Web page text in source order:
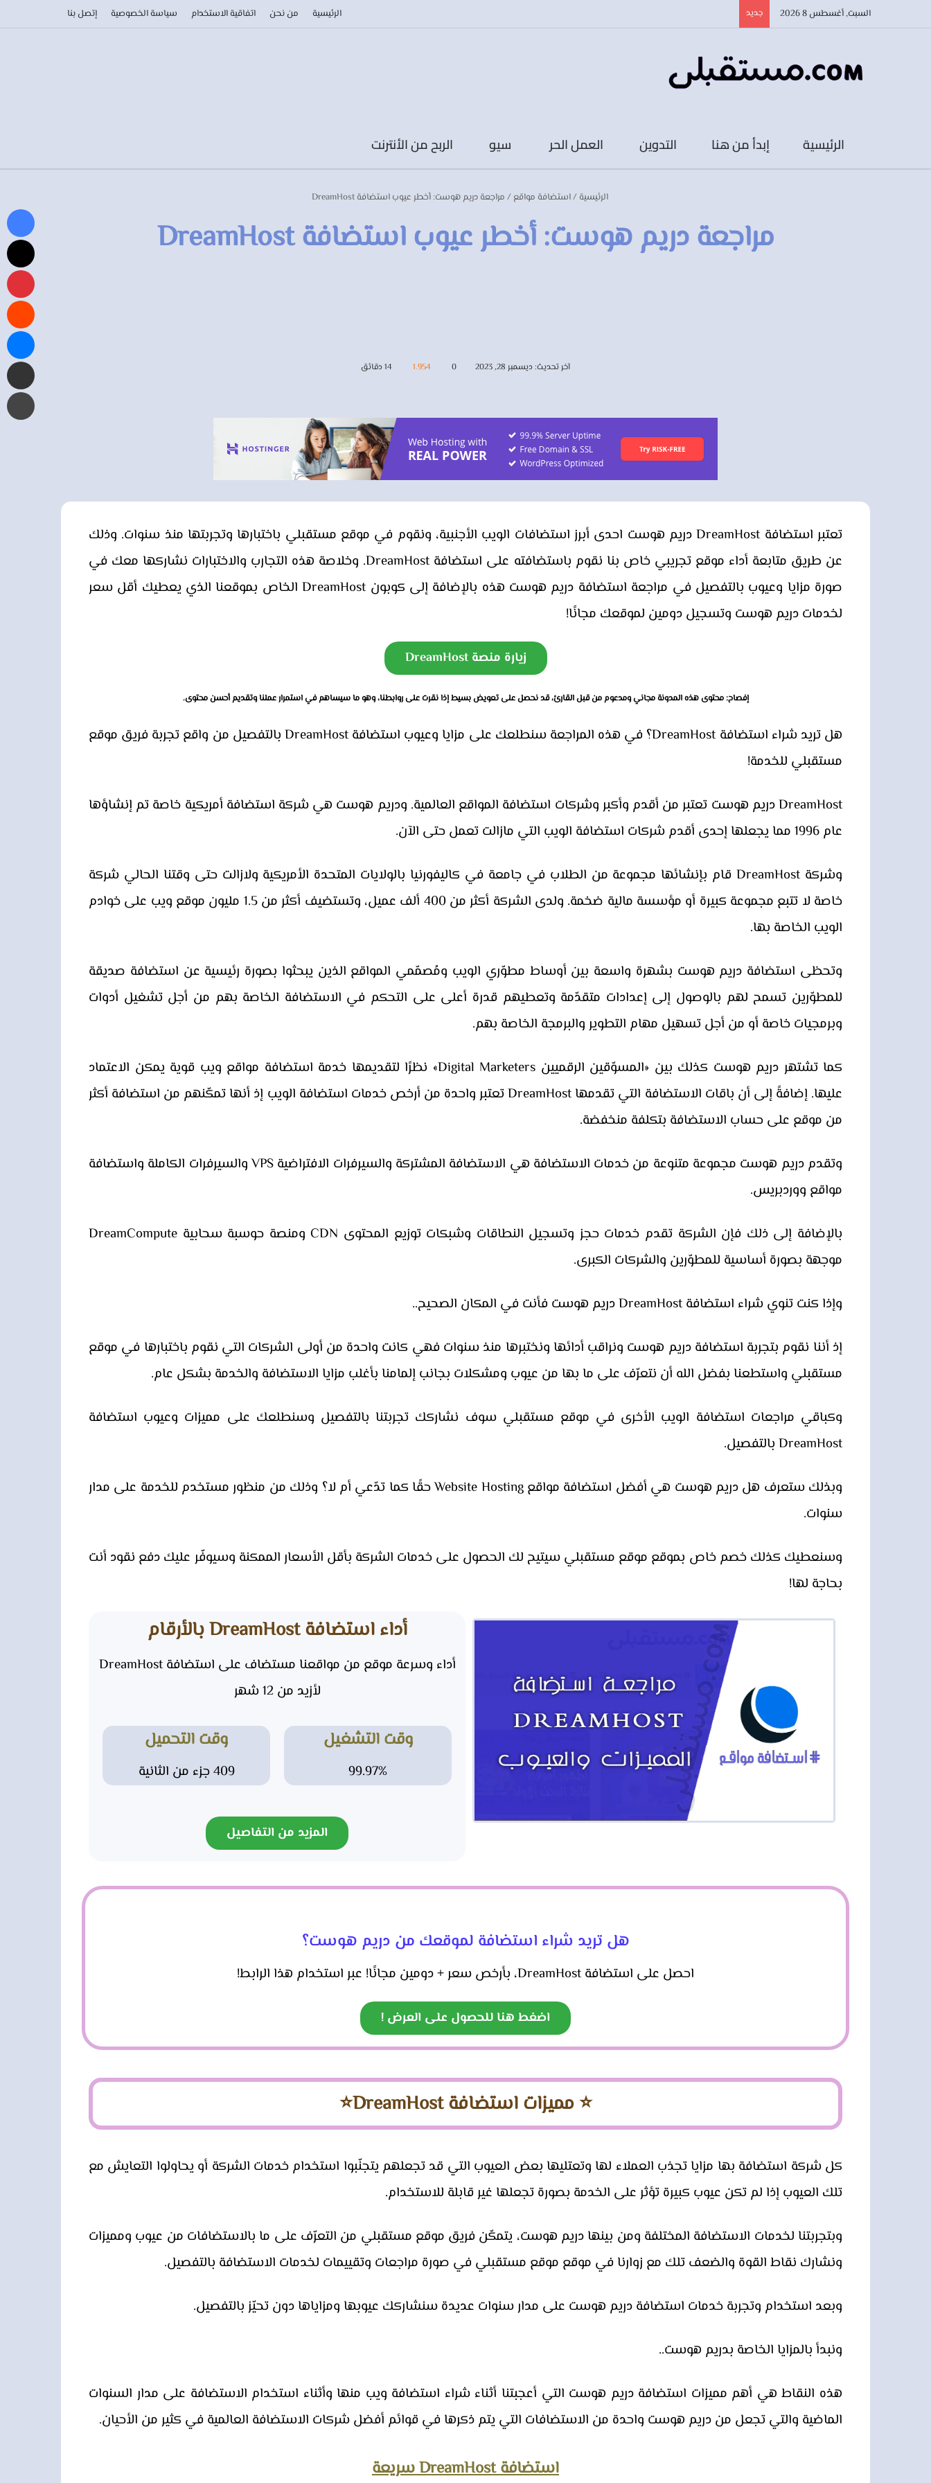
السبت, أغسطس 8 2026 جديد الرئيسية من نحن اتفاقية الاستخدام سياسة الخصوصية إتصل بنا
الرئيسية إبدأ من هنا التدوين العمل الحر سيو الربح من الأنترنت
الرئيسية /استضافة مواقع / مراجعة دريم هوست: أخطر عيوب استضافة DreamHost
مراجعة دريم هوست: أخطر عيوب استضافة DreamHost
آخر تحديث: ديسمبر 28, 2023 0 1٬954
تعتبر استضافة DreamHost دريم هوست احدى أبرز استضافات الويب الأجنبية، ونقوم في موقع مستقبلي باختبارها وتجربتها منذ سنوات. وذلك
عن طريق متابعة أداء موقع تجريبي خاص بنا نقوم باستضافته على استضافة DreamHost. وخلاصة هذه التجارب والاختبارات نشاركها معك في
صورة مزايا وعيوب بالتفصيل في مراجعة استضافة دريم هوست هذه بالإضافة إلى كوبون DreamHost الخاص بموقعنا الذي يعطيك أقل سعر
لخدمات دريم هوست وتسجيل دومين لموقعك مجانًا!
زيارة منصة DreamHost
إفصاح: محتوى هذه المدونة مجاني ومدعوم من قبل القارئ، قد نحصل على تعويض بسيط إذا نقرت على روابطنا، وهو ما سيساهم في استمرار عملنا وتقديم أحسن محتوى.
هل تريد شراء استضافة DreamHost؟ في هذه المراجعة سنطلعك على مزايا وعيوب استضافة DreamHost بالتفصيل من واقع تجربة فريق موقع
مستقبلي للخدمة!
DreamHost دريم هوست تعتبر من أقدم وأكبر وشركات استضافة المواقع العالمية. ودريم هوست هي شركة استضافة أمريكية خاصة تم إنشاؤها
عام 1996 مما يجعلها إحدى أقدم شركات استضافة الويب التي مازالت تعمل حتى الآن.
وشركة DreamHost قام بإنشائها مجموعة من الطلاب في جامعة في كاليفورنيا بالولايات المتحدة الأمريكية ولازالت حتى وقتنا الحالي شركة
خاصة لا تتبع مجموعة كبيرة أو مؤسسة مالية ضخمة. ولدى الشركة أكثر من 400 ألف عميل، وتستضيف أكثر من 1.5 مليون موقع ويب على خوادم
الويب الخاصة بها.
وتحظى استضافة دريم هوست بشهرة واسعة بين أوساط مطوّري الويب ومُصمّمي المواقع الذين يبحثوا بصورة رئيسية عن استضافة صديقة
للمطوّرين تسمح لهم بالوصول إلى إعدادات متقدّمة وتعطيهم قدرة أعلى على التحكم في الاستضافة الخاصة بهم من أجل تشغيل أدوات
وبرمجيات خاصة أو من أجل تسهيل مهام التطوير والبرمجة الخاصة بهم.
كما تشتهر دريم هوست كذلك بين «المسوّقين الرقميين Digital Marketers» نظرًا لتقديمها خدمة استضافة مواقع ويب قوية يمكن الاعتماد
عليها. إضافةً إلى أن باقات الاستضافة التي تقدمها DreamHost تعتبر واحدة من أرخص خدمات استضافة الويب إذ أنها تمكّنهم من استضافة أكثر
من موقع على حساب الاستضافة بتكلفة منخفضة.
وتقدم دريم هوست مجموعة متنوعة من خدمات الاستضافة هي الاستضافة المشتركة والسيرفرات الافتراضية VPS والسيرفرات الكاملة واستضافة
مواقع ووردبريس.
بالإضافة إلى ذلك فإن الشركة تقدم خدمات حجز وتسجيل النطاقات وشبكات توزيع المحتوى CDN ومنصة حوسبة سحابية DreamCompute
موجهة بصورة أساسية للمطوّرين والشركات الكبرى.
وإذا كنت تنوي شراء استضافة DreamHost دريم هوست فأنت في المكان الصحيح..
إذ أننا نقوم بتجربة استضافة دريم هوست ونراقب أدائها ونختبرها منذ سنوات فهي كانت واحدة من أولى الشركات التي نقوم باختبارها في موقع
مستقبلي واستطعنا بفضل الله أن نتعرّف على ما بها من عيوب ومشكلات بجانب إلمامنا بأغلب مزايا الاستضافة والخدمة بشكل عام.
وكباقي مراجعات استضافة الويب الأخرى في موقع مستقبلي سوف نشاركك تجربتنا بالتفصيل وسنطلعك على مميزات وعيوب استضافة
DreamHost بالتفصيل.
وبذلك ستعرف هل دريم هوست هي أفضل استضافة مواقع Website Hosting حقًا كما تدّعي أم لا؟ وذلك من منظور مستخدم للخدمة على مدار
سنوات.
وسنعطيك كذلك خصم خاص بموقع موقع مستقبلي سيتيح لك الحصول على خدمات الشركة بأقل الأسعار الممكنة وسيوفّر عليك دفع نقود أنت
بحاجة لها!
أداء استضافة DreamHost بالأرقام
أداء وسرعة موقع من مواقعنا مستضاف على استضافة DreamHost
لأزيد من 12 شهر
وقت التشغيل
99.97%
وقت التحميل
409 جزء من الثانية
المزيد من التفاصيل
هل تريد شراء استضافة لموقعك من دريم هوست؟
احصل على استضافة DreamHost، بأرخص سعر + دومين مجانًا! عبر استخدام هذا الرابط!
اضغط هنا للحصول على العرض !
⭐​ مميزات استضافة DreamHost⭐​
كل شركة استضافة بها مزايا تجذب العملاء لها وتعتليها بعض العيوب التي قد تجعلهم يتجنّبوا استخدام خدمات الشركة أو يحاولوا التعايش مع
تلك العيوب إذا لم تكن عيوب كبيرة تؤثر على الخدمة بصورة تجعلها غير قابلة للاستخدام.
وبتجربتنا لخدمات الاستضافة المختلفة ومن بينها دريم هوست، يتمكّن فريق موقع مستقبلي من التعرّف على ما بالاستضافات من عيوب ومميزات
ونشارك نقاط القوة والضعف تلك مع زوارنا في موقع موقع مستقبلي في صورة مراجعات وتقييمات لخدمات الاستضافة بالتفصيل.
وبعد استخدام وتجربة خدمات استضافة دريم هوست على مدار سنوات عديدة سنشاركك عيوبها ومزاياها دون تحيّز بالتفصيل.
ونبدأ بالمزايا الخاصة بدريم هوست..
هذه النقاط هي أهم مميزات استضافة دريم هوست التي أعجبتنا أثناء شراء استضافة ويب منها وأثناء استخدام الاستضافة على مدار السنوات
الماضية والتي تجعل من دريم هوست واحدة من الاستضافات التي يتم ذكرها في قوائم أفضل شركات الاستضافة العالمية في كثير من الأحيان.
استضافة DreamHost سريعة